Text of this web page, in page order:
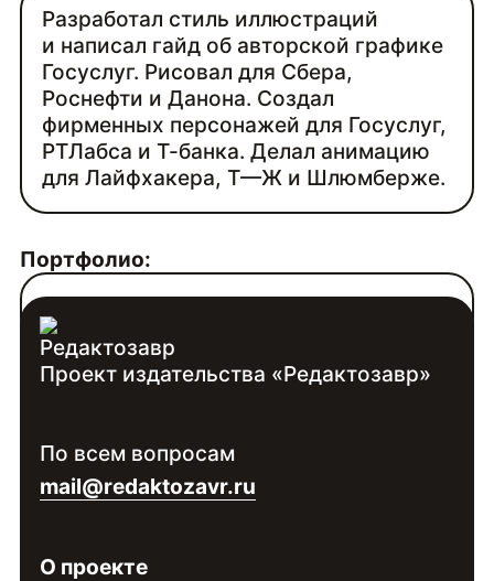
Разработал стиль иллюстраций
и написал гайд об авторской графике
Госуслуг. Рисовал для Сбера,
Роснефти и Данона. Создал
фирменных персонажей для Госуслуг,
РТЛабса и Т-банка. Делал анимацию
для Лайфхакера, Т—Ж и Шлюмберже.
Портфолио:
Контакты:
Войдите
специалиста
Проект издательства «Редактозавр»
По всем вопросам
mail@redaktozavr.ru
О проекте